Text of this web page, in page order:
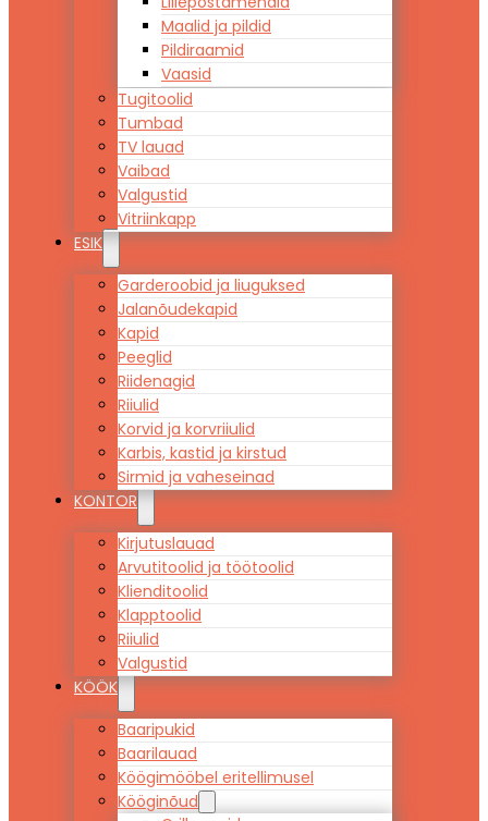
Maalid ja pildid
Pildiraamid
Vaasid
Tugitoolid
Tumbad
TV lauad
Vaibad
Valgustid
Vitriinkapp
ESIK
Garderoobid ja liuguksed
Jalanõudekapid
Kapid
Peeglid
Riidenagid
Riiulid
Korvid ja korvriiulid
Karbis, kastid ja kirstud
Sirmid ja vaheseinad
KONTOR
Kirjutuslauad
Arvutitoolid ja töötoolid
Klienditoolid
Klapptoolid
Riiulid
Valgustid
KÖÖK
Baaripukid
Baarilauad
Köögimööbel eritellimusel
Kööginõud